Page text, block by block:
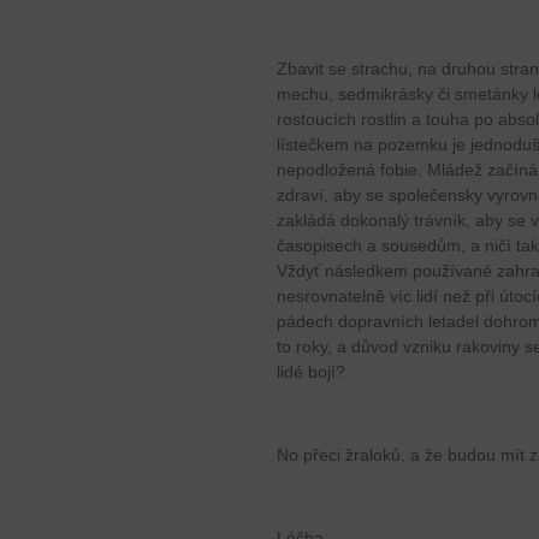
Zbavit se strachu, na druhou
mechu, sedmikrásky či smetánky
rostoucích rostlin a touha po
lístečkem na pozemku je
nepodložená fobie. Mládež
zdraví, aby se společensky
zakládá dokonalý trávník, aby se
časopisech a sousedům, a ničí
Vždyť následkem používané
nesrovnatelně víc lidí než při
pádech dopravních letadel
to roky, a důvod vzniku rakoviny
lidé bojí?
No přeci žraloků, a že budou mít